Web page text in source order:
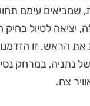
שמביאים עימם
יציאה לטיול
את הראש. זו
נתניה, במרחק
צח.